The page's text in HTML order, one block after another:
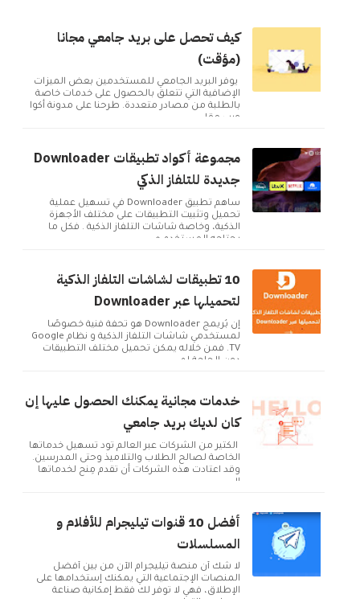
كيف تحصل على بريد جامعي مجانا
(مؤقت)
يوفر البريد الجامعي للمستخدمين بعض الميزات
الإضافية التي تتعلق بالحصول على خدمات خاصة
بالطلبة من مصادر متعددة. طرحنا على مدونة أكوا
ويب مقا...
مجموعة أكواد تطبيقات Downloader
جديدة للتلفاز الذكي
ساهم تطبيق Downloader في تسهيل عملية
تحميل وتثبيت التطبيقات على مختلف الأجهزة
الذكية، وخاصة شاشات التلفاز الذكية . فكل ما
يحتاجه المستخدم ه...
10 تطبيقات لشاشات التلفاز الذكية
لتحميلها عبر Downloader
إن بُريمج Downloader هو تحفة فنية خصوصًا
لمستخدمي شاشات التلفاز الذكية و نظام Google
TV. فمن خلاله يمكن تحميل مختلف التطبيقات
دون الحاجة لم...
خدمات مجانية يمكنك الحصول عليها إن
كان لديك بريد جامعي
الكثير من الشركات عبر العالم تود تسهيل خدماتها
الخاصة لصالح الطلاب والتلاميذ وحتى المدرسين.
وقد اعتادت هذه الشركات أن تقدم مِنح لخدماتها
ال...
أفضل 10 قنوات تيليجرام للأفلام و
المسلسلات
لا شك أن منصة تيليجرام الآن من بين أفضل
المنصات الإجتماعية التي يمكنك إستخدامها على
الإطلاق، فهي لا توفر لك فقط إمكانية صناعة